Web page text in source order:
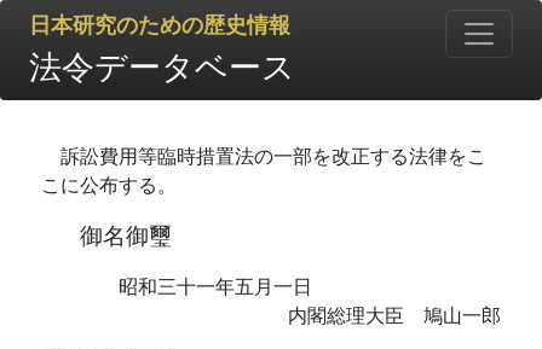
日本研究のための歴史情報
法令データベース
訴訟費用等臨時措置法の一部を改正する法律をこ
こに公布する。
御名御璽
昭和三十一年五月一日
内閣総理大臣 鳩山一郎